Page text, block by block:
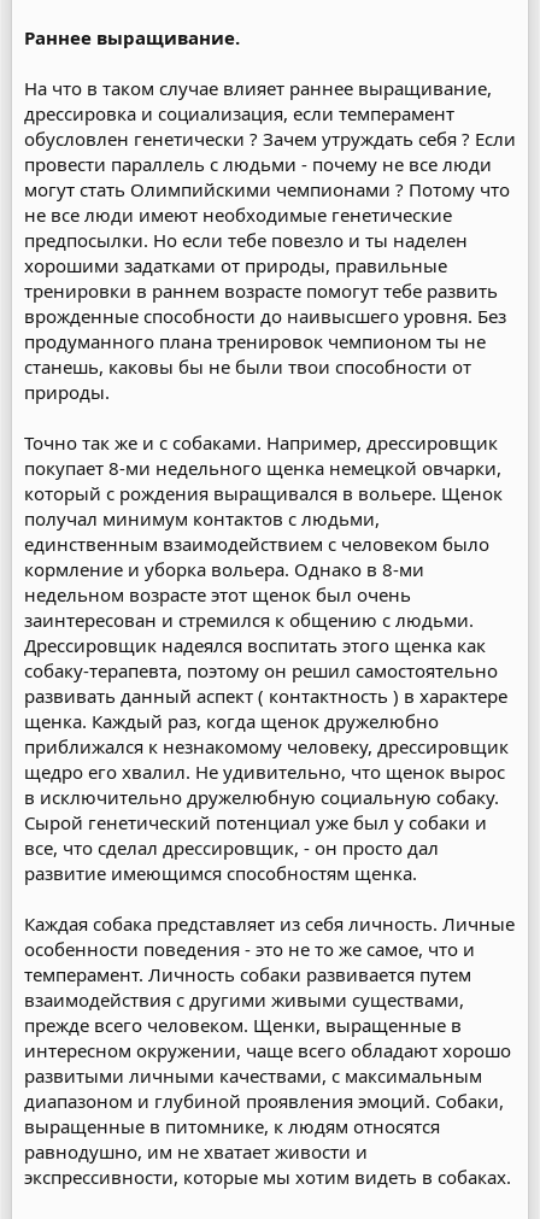
Раннее выращивание.
На что в таком случае влияет раннее выращивание,
дрессировка и социализация, если темперамент
обусловлен генетически ? Зачем утруждать себя ? Если
провести параллель с людьми - почему не все люди
могут стать Олимпийскими чемпионами ? Потому что
не все люди имеют необходимые генетические
предпосылки. Но если тебе повезло и ты наделен
хорошими задатками от природы, правильные
тренировки в раннем возрасте помогут тебе развить
врожденные способности до наивысшего уровня. Без
продуманного плана тренировок чемпионом ты не
станешь, каковы бы не были твои способности от
природы.
Точно так же и с собаками. Например, дрессировщик
покупает 8-ми недельного щенка немецкой овчарки,
который с рождения выращивался в вольере. Щенок
получал минимум контактов с людьми,
единственным взаимодействием с человеком было
кормление и уборка вольера. Однако в 8-ми
недельном возрасте этот щенок был очень
заинтересован и стремился к общению с людьми.
Дрессировщик надеялся воспитать этого щенка как
собаку-терапевта, поэтому он решил самостоятельно
развивать данный аспект ( контактность ) в характере
щенка. Каждый раз, когда щенок дружелюбно
приближался к незнакомому человеку, дрессировщик
щедро его хвалил. Не удивительно, что щенок вырос
в исключительно дружелюбную социальную собаку.
Сырой генетический потенциал уже был у собаки и
все, что сделал дрессировщик, - он просто дал
развитие имеющимся способностям щенка.
Каждая собака представляет из себя личность. Личные
особенности поведения - это не то же самое, что и
темперамент. Личность собаки развивается путем
взаимодействия с другими живыми существами,
прежде всего человеком. Щенки, выращенные в
интересном окружении, чаще всего обладают хорошо
развитыми личными качествами, с максимальным
диапазоном и глубиной проявления эмоций. Собаки,
выращенные в питомнике, к людям относятся
равнодушно, им не хватает живости и
экспрессивности, которые мы хотим видеть в собаках.